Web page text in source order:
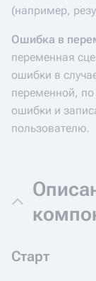
(например,
Ошибка в
переменная
ошибки в
переменной, по
ошибки и
пользователю.
Старт